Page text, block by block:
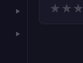
▶
▶
★ ★ ★